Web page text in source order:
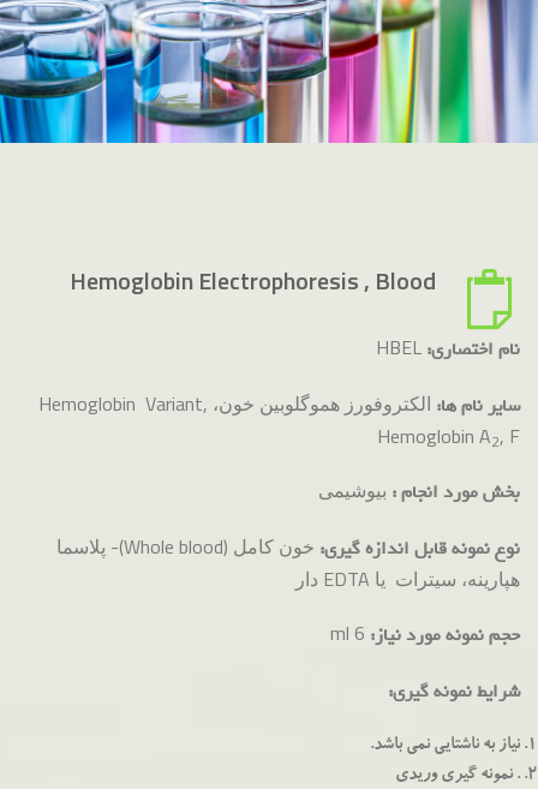
Hemoglobin Electrophoresis , Blood
نام اختصاری: HBEL
سایر نام ها:
الکتروفورز هموگلوبین خون، Hemoglobin Variant,
Hemoglobin A2, F
بخش مورد انجام : بیوشیمی
نوع نمونه قابل اندازه گیری:
خون کامل (Whole blood)- پلاسما
هپارینه، سیترات یا EDTA دار
حجم نمونه مورد نیاز: ml 6
شرایط نمونه گیری:
نیاز به ناشتایی نمی باشد.
. نمونه گیری وریدی